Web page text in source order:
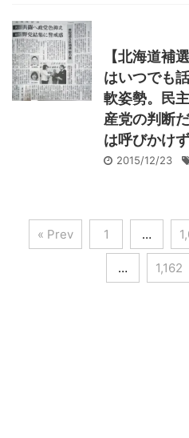
【北海道補
はいつでも
軟姿勢。民
産党の判断
は呼びかけず
2015/12/23
« Prev 1 …
… 1,162